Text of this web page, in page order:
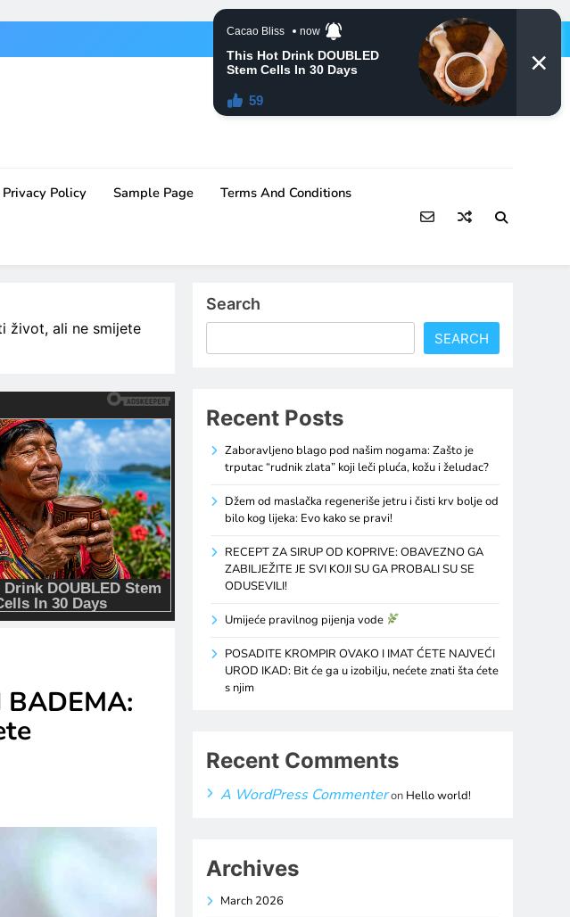
Privacy Policy Sample Page Terms And Conditions
život, ali ne smijete
BADEMA:
Search
SEARCH
Recent Posts
Zaboravljeno blago pod našim nogama: Zašto je
trputac “rudnik zlata” koji leči pluća, kožu i želudac?
Džem od maslačka regeneriše jetru i čisti krv bolje od
bilo kog lijeka: Evo kako se pravi!
RECEPT ZA SIRUP OD KOPRIVE: OBAVEZNO GA
ZABILJEŽITE JE SVI KOJI SU GA PROBALI SU SE
ODUSEVILI!
Umijeće pravilnog pijenja vode
POSADITE KROMPIR OVAKO I IMAT ĆETE NAJVEĆI
UROD IKAD: Bit će ga u izobilju, nećete znati šta ćete
s njim
Recent Comments
A WordPress Commenteron Hello world!
Archives
March 2026